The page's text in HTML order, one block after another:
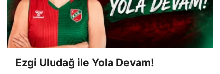
Ezgi Uludağ ile Yola Devam!